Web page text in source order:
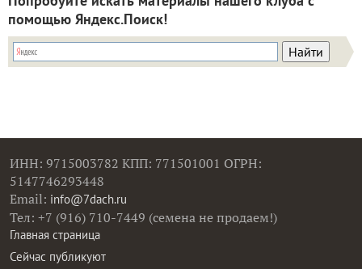
помощью Яндекс.Поиск!
ИНН: 9715003782 КПП: 771501001 ОГРН:
5147746293448
Email: info@7dach.ru
Тел: +7 (916) 710-7449 (семена не продаем!)
Главная страница
Сейчас публикуют